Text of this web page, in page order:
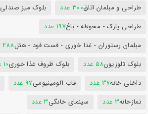
طراحی و مبلمان اتاق300 عدد بلوک میز صندلی
طراحی پارک - محوطه - باغ197 عدد
مبلمان رستوران - غذا خوری - فست فود - هتل288 عدد
بلوک تلوزیون58 عدد بلوک ظروف غذا خوری10 عدد
داخلی خانه37 عدد قاب آلومینیومی97 عدد
نمازخانه3 عدد سینمای خانگی3 عدد